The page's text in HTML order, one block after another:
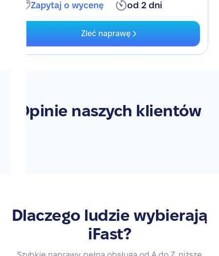
Zapytaj o wycenę od 2 dni
Zleć naprawę
Opinie naszych klientów
Dlaczego ludzie wybierają
iFast?